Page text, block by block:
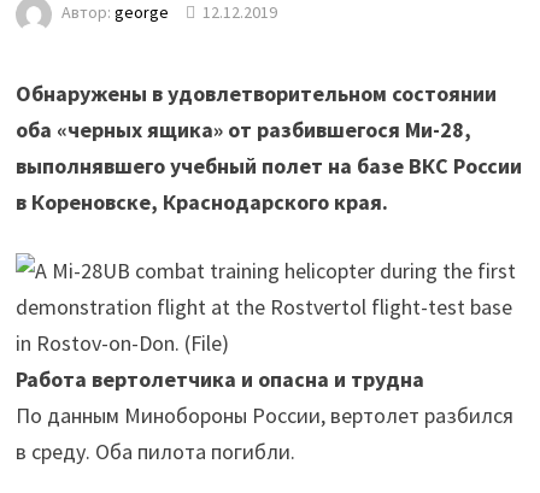
Автор: george 12.12.2019
Обнаружены в удовлетворительном состоянии
оба «черных ящика» от разбившегося Ми-28,
выполнявшего учебный полет на базе ВКС России
в Кореновске, Краснодарского края.
Работа вертолетчика и опасна и трудна
По данным Минобороны России, вертолет разбился
в среду. Оба пилота погибли.